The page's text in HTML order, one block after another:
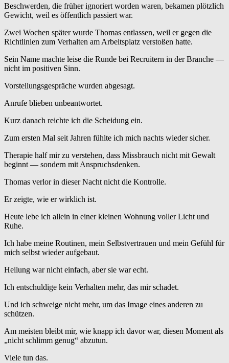
Beschwerden, die früher ignoriert worden waren, bekamen plötzlich
Gewicht, weil es öffentlich passiert war.
Zwei Wochen später wurde Thomas entlassen, weil er gegen die
Richtlinien zum Verhalten am Arbeitsplatz verstoßen hatte.
Sein Name machte leise die Runde bei Recruitern in der Branche —
nicht im positiven Sinn.
Vorstellungsgespräche wurden abgesagt.
Anrufe blieben unbeantwortet.
Kurz danach reichte ich die Scheidung ein.
Zum ersten Mal seit Jahren fühlte ich mich nachts wieder sicher.
Therapie half mir zu verstehen, dass Missbrauch nicht mit Gewalt
beginnt — sondern mit Anspruchsdenken.
Thomas verlor in dieser Nacht nicht die Kontrolle.
Er zeigte, wie er wirklich ist.
Heute lebe ich allein in einer kleinen Wohnung voller Licht und
Ruhe.
Ich habe meine Routinen, mein Selbstvertrauen und mein Gefühl für
mich selbst wieder aufgebaut.
Heilung war nicht einfach, aber sie war echt.
Ich entschuldige kein Verhalten mehr, das mir schadet.
Und ich schweige nicht mehr, um das Image eines anderen zu
schützen.
Am meisten bleibt mir, wie knapp ich davor war, diesen Moment als
„nicht schlimm genug“ abzutun.
Viele tun das.